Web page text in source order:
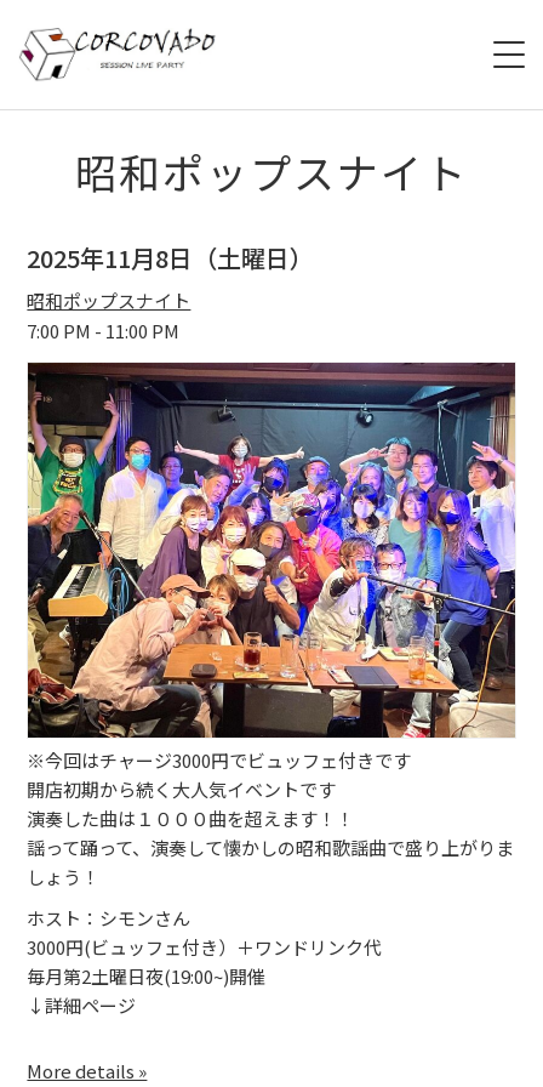
HOME
SCHEDULE
MENU
ACCESS
CONTACT
ブッキングライブ出演者募集！！
楽器機材等
初心者POPS
昭和ポップスナイト
2025年11月8日（土曜日）
昭和ポップスナイト
7:00 PM - 11:00 PM
※今回はチャージ3000円でビュッフェ付きです
開店初期から続く大人気イベントです
演奏した曲は１０００曲を超えます！！
謡って踊って、演奏して懐かしの昭和歌謡曲で盛り上がりま
しょう！
ホスト：シモンさん
3000円(ビュッフェ付き）＋ワンドリンク代
毎月第2土曜日夜(19:00~)開催
↓詳細ページ
More details »